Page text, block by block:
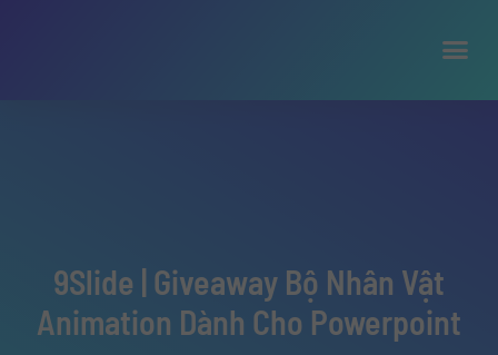
9Slide | Giveaway Bộ Nhân Vật
Animation Dành Cho Powerpoint